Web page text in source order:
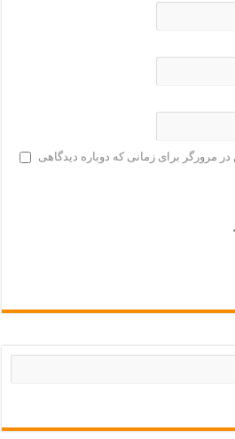
مرورگر برای زمانی که دوباره دیدگاهی